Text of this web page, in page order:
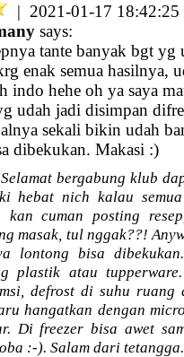
| 2021-01-17 18:42:25
says:
tante banyak bgt yg
enak semua hasilnya,
indo hehe oh ya saya
udah jadi disimpan
sekali bikin udah
dibekukan. Makasi :)
bergabung klub
hebat nich kalau semua
kan cuman posting
masak, tul nggak??!
lontong bisa
plastik atau
defrost di suhu ruang
hangatkan dengan
Di freezer bisa awet
:-). Salam dari